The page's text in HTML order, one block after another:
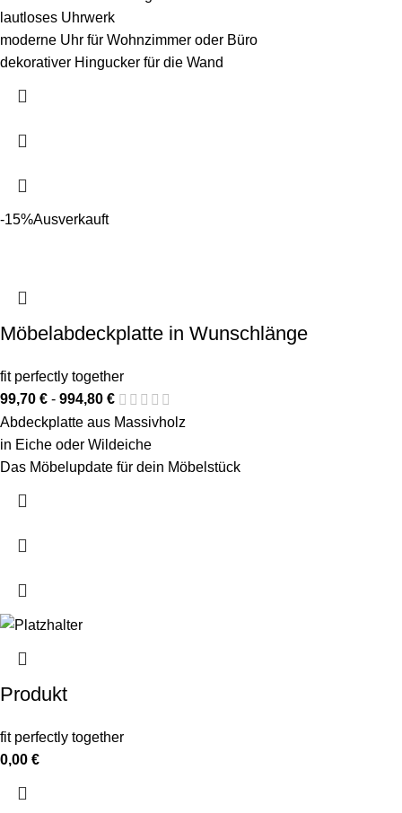
lautloses Uhrwerk
moderne Uhr für Wohnzimmer oder Büro
dekorativer Hingucker für die Wand
-15%Ausverkauft
Möbelabdeckplatte in Wunschlänge
fit perfectly together
99,70 € - 994,80 €
Abdeckplatte aus Massivholz
in Eiche oder Wildeiche
Das Möbelupdate für dein Möbelstück
Produkt
fit perfectly together
0,00 €